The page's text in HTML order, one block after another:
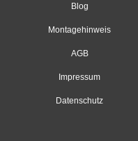
Blog
Montagehinweis
AGB
Impressum
Datenschutz